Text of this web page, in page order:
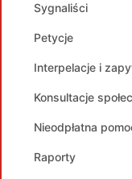
Sygnaliści
Petycje
Interpelacje i
Konsultacje
Nieodpłatna
Raporty